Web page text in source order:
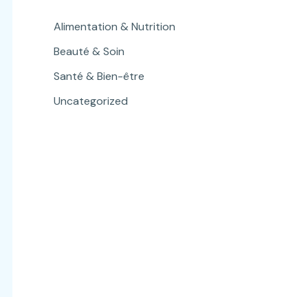
Alimentation & Nutrition
Beauté & Soin
Santé & Bien-être
Uncategorized